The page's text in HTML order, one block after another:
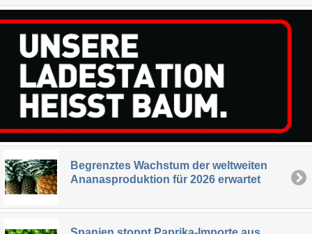
Begrenztes Wachstum der weltweiten
Ananasproduktion für 2026 erwartet